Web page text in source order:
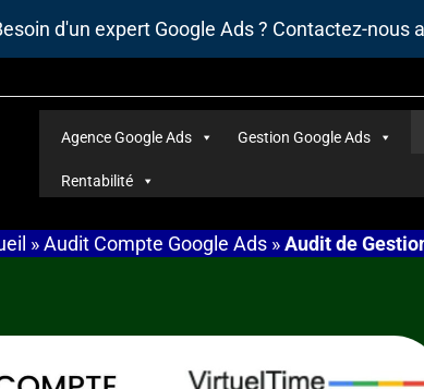
d'un expert Google Ads ? Contactez-
Agence Google Ads Gestion Google Ads
Rentabilité
»Audit Compte Google Ads »Audit de